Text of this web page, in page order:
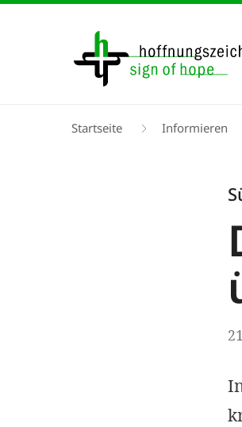
Pfadnavigation
Startseite Informieren